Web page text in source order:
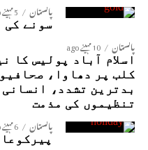
پاکستان 5 مہینے ago
سونے کی
پاکستان 10 مہینے ago
اسلام آباد پولیس کا
کلب پر دھاوا،
بدترین تشدد،
تنظیموں کی مذمت
پاکستان 6 مہینے ago